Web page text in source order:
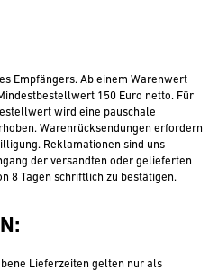
Empfängers. Ab einem Warenwert
150 Euro netto. Für
wird eine pauschale
Warenrücksendungen erfordern
Reklamationen sind uns
der versandten oder gelieferten
8 Tagen schriftlich zu bestätigen.
Lieferzeiten gelten nur als